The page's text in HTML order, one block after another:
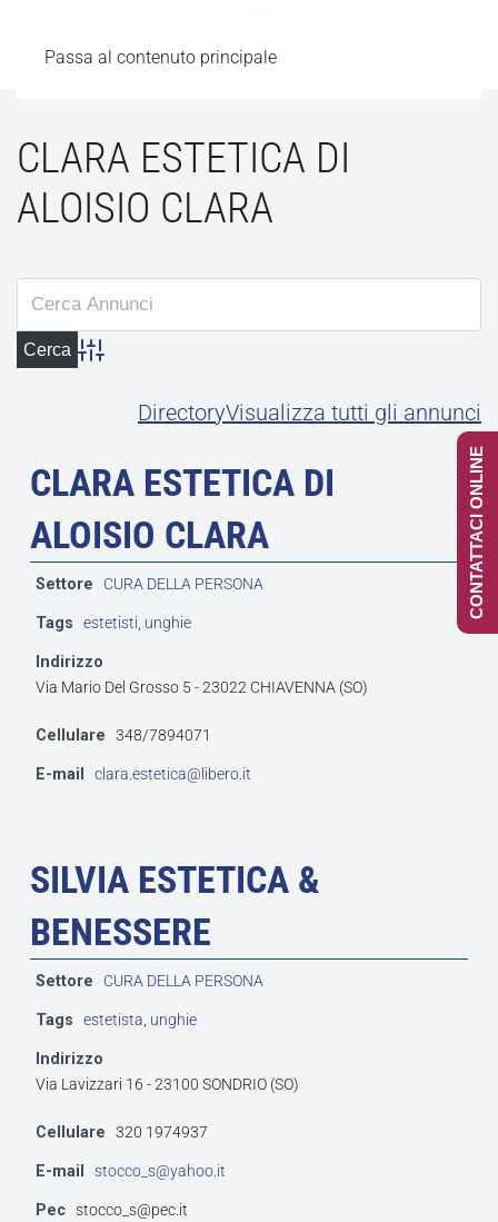
Passa al contenuto principale
CLARA ESTETICA DI
ALOISIO CLARA
Advanced Search
DirectoryVisualizza tutti gli annunci
CLARA ESTETICA DI
ALOISIO CLARA
Settore CURA DELLA PERSONA
Tags estetisti, unghie
Indirizzo
Via Mario Del Grosso 5 - 23022 CHIAVENNA (SO)
Cellulare 348/7894071
E-mail clara.estetica@libero.it
SILVIA ESTETICA &
BENESSERE
Settore CURA DELLA PERSONA
Tags estetista, unghie
Indirizzo
Via Lavizzari 16 - 23100 SONDRIO (SO)
Cellulare 320 1974937
E-mail stocco_s@yahoo.it
Pec stocco_s@pec.it
CONTATTACI ONLINE